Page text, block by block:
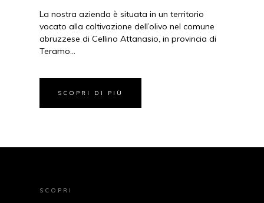
La nostra azienda è situata in un territorio
vocato alla coltivazione dell’olivo nel comune
abruzzese di Cellino Attanasio, in provincia di
Teramo…
SCOPRI DI PIÙ
SCOPRI